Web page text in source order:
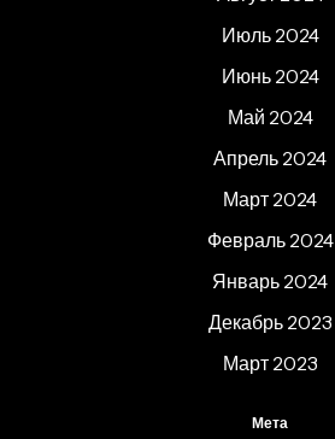
Июль 2024
Июнь 2024
Май 2024
Апрель 2024
Март 2024
Февраль 2024
Январь 2024
Декабрь 2023
Март 2023
Мета